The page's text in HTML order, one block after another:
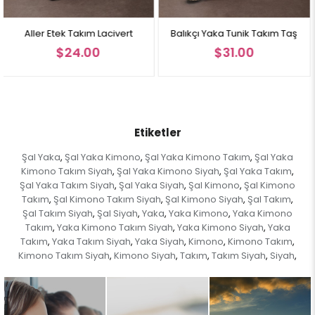
Manken üzerindeki beden 38 bedendir.
Ürün renginde konsept fotoğraf çekimlerinden dolayı ton farkı
Balıkçı Yaka Tunik Takım Taş Balıkçı Yaka Tunik
Etiketler
Şal Yaka, Şal Yaka Kimono, Şal Yaka Kimono Takım, Şal Yaka
Kimono Takım Siyah, Şal Yaka Kimono Siyah, Şal Yaka Takım,
Şal Yaka Takım Siyah, Şal Yaka Siyah, Şal Kimono, Şal Kimono
Takım, Şal Kimono Takım Siyah, Şal Kimono Siyah, Şal Takım,
Şal Takım Siyah, Şal Siyah, Yaka, Yaka Kimono, Yaka Kimono
Takım, Yaka Kimono Takım Siyah, Yaka Kimono Siyah, Yaka
Takım, Yaka Takım Siyah, Yaka Siyah, Kimono, Kimono Takım,
Kimono Takım Siyah, Kimono Siyah, Takım, Takım Siyah, Siyah,